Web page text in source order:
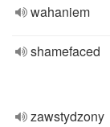
wahaniem
shamefaced
zawstydzony